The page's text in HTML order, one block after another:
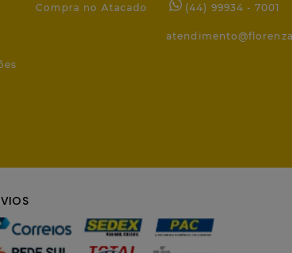
Compra no Atacado (44) 99934 - 7001